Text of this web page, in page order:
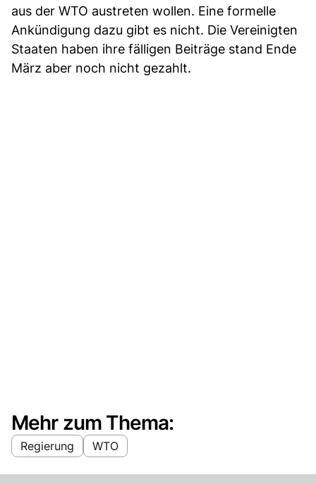
aus der WTO austreten wollen. Eine formelle
Ankündigung dazu gibt es nicht. Die Vereinigten
Staaten haben ihre fälligen Beiträge stand Ende
März aber noch nicht gezahlt.
Mehr zum Thema:
Regierung WTO